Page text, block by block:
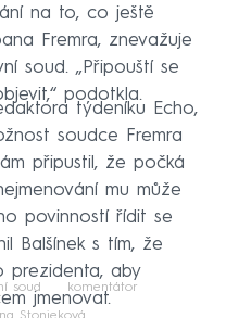
na to, co ještě
Fremra, znevažuje
soud. „Připouští se
podotkla.
týdeníku Echo,
soudce Fremra
připustil, že počká
mu může
povinností řídit se
Balšínek s tím, že
prezidenta, aby
jmenovat.
soud komentátor
Stonjeková